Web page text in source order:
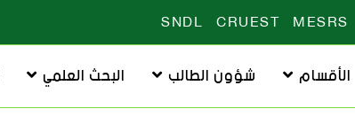
MESRS
CRUEST
SNDL
الأقسام شؤون الطالب البحث العلمي